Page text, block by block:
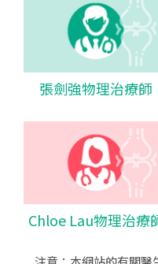
張劍強物理治療師
Chloe Lau物理治療